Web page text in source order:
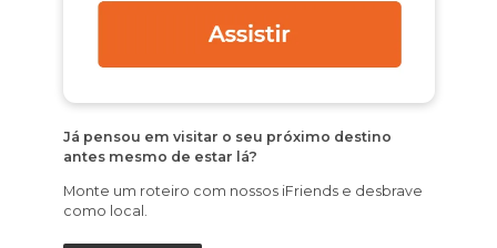
Já pensou em visitar o seu próximo destino
antes mesmo de estar lá?
Monte um roteiro com nossos iFriends e desbrave
como local.